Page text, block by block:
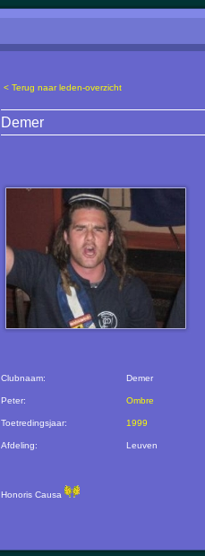
< Terug naar leden-overzicht
Demer
Clubnaam: Demer
Peter: Ombre
Toetredingsjaar: 1999
Afdeling: Leuven
Honoris Causa